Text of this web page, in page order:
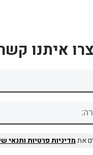
צרו איתנו קשר
אתמדיניות פרטיותותנאי